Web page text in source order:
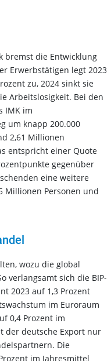
bremst die Entwicklung
Erwerbstätigen legt 2023
zu, 2024 sinkt sie
Arbeitslosigkeit. Bei den
IMK im
um knapp 200.000
2,61 Millionen
entspricht einer Quote
gegenüber
eine weitere
Millionen Personen und
wozu die global
verlangsamt sich die BIP-
2023 auf 1,3 Prozent
im Euroraum
0,4 Prozent im
der deutsche Export nur
Die
im Jahresmittel